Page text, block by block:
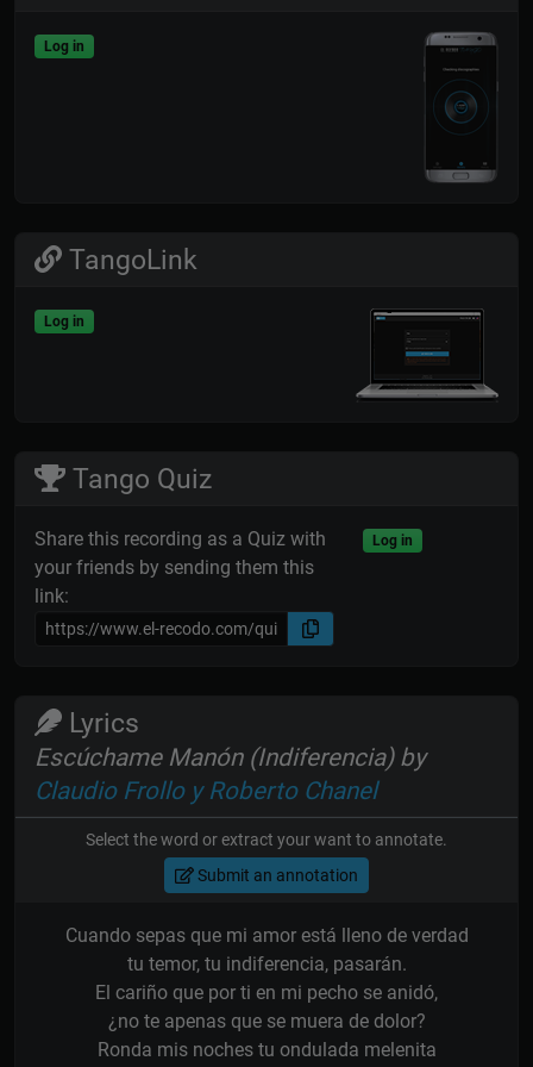
Log in
TangoLink
Log in
Tango Quiz
Share this recording as a Quiz with
your friends by sending them this
link:
Log in
Lyrics
Escúchame Manón (Indiferencia) by
Claudio Frollo y Roberto Chanel
Select the word or extract your want to annotate.
Submit an annotation
Cuando sepas que mi amor está lleno de verdad
tu temor, tu indiferencia, pasarán.
El cariño que por ti en mi pecho se anidó,
¿no te apenas que se muera de dolor?
Ronda mis noches tu ondulada melenita